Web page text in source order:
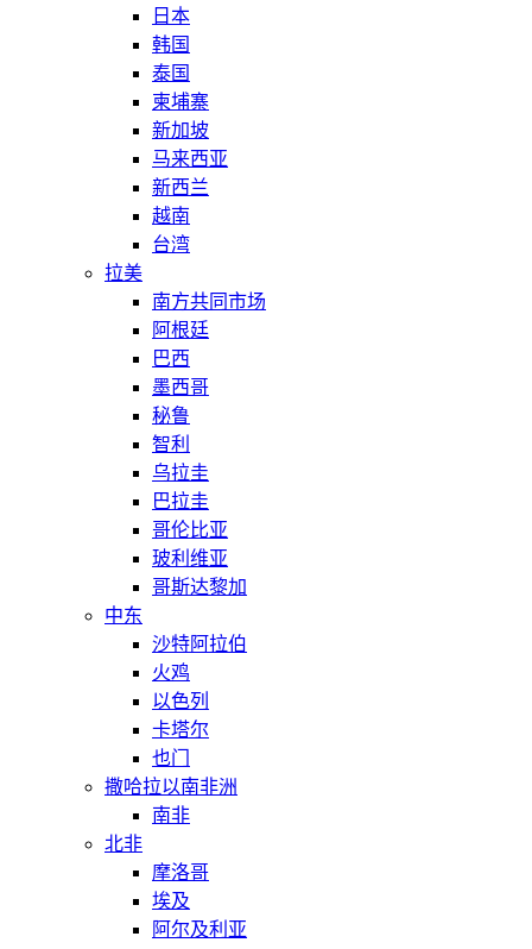
日本
韩国
泰国
柬埔寨
新加坡
马来西亚
新西兰
越南
台湾
拉美
南方共同市场
阿根廷
巴西
墨西哥
秘鲁
智利
乌拉圭
巴拉圭
哥伦比亚
玻利维亚
哥斯达黎加
中东
沙特阿拉伯
火鸡
以色列
卡塔尔
也门
撒哈拉以南非洲
南非
北非
摩洛哥
埃及
阿尔及利亚